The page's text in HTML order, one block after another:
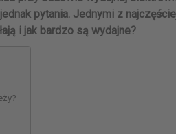
pytania. Jednymi z
i jak bardzo są wydajne?